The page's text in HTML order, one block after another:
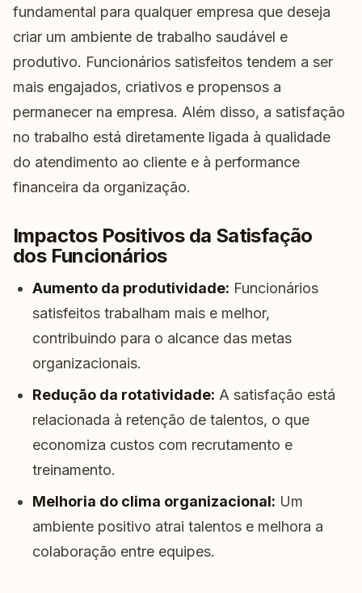
fundamental para qualquer empresa que deseja
criar um ambiente de trabalho saudável e
produtivo. Funcionários satisfeitos tendem a ser
mais engajados, criativos e propensos a
permanecer na empresa. Além disso, a satisfação
no trabalho está diretamente ligada à qualidade
do atendimento ao cliente e à performance
financeira da organização.
Impactos Positivos da Satisfação
dos Funcionários
Aumento da produtividade: Funcionários
satisfeitos trabalham mais e melhor,
contribuindo para o alcance das metas
organizacionais.
Redução da rotatividade: A satisfação está
relacionada à retenção de talentos, o que
economiza custos com recrutamento e
treinamento.
Melhoria do clima organizacional: Um
ambiente positivo atrai talentos e melhora a
colaboração entre equipes.